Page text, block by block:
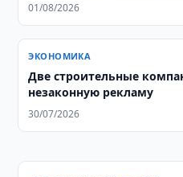
01/08/2026
ЭКОНОМИКА
Две строительные
незаконную рекламу
30/07/2026